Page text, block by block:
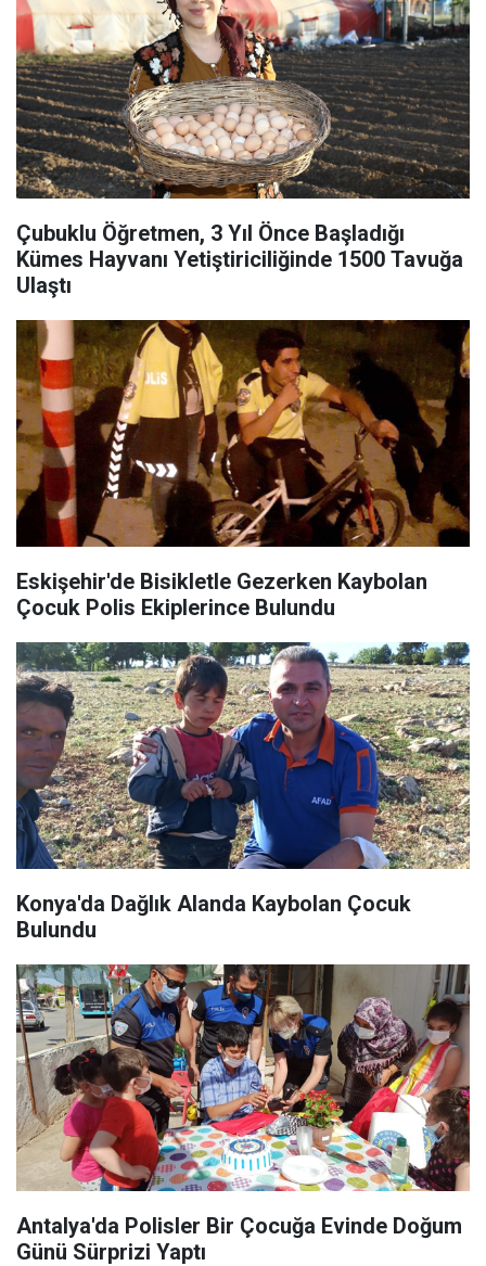
Çubuklu Öğretmen, 3 Yıl Önce Başladığı
Kümes Hayvanı Yetiştiriciliğinde 1500 Tavuğa
Ulaştı
Eskişehir'de Bisikletle Gezerken Kaybolan
Çocuk Polis Ekiplerince Bulundu
Konya'da Dağlık Alanda Kaybolan Çocuk
Bulundu
Antalya'da Polisler Bir Çocuğa Evinde Doğum
Günü Sürprizi Yaptı